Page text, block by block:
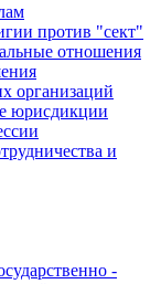
против "сект"
отношения
организаций
юрисдикции
и
-